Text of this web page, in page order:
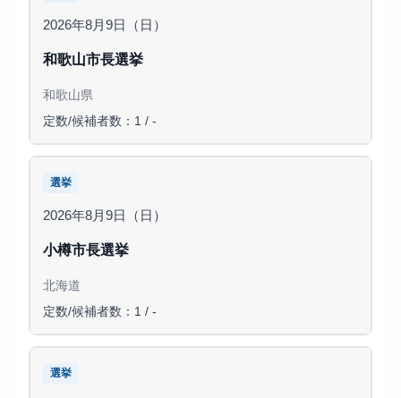
2026年8月9日（日）
和歌山市長選挙
和歌山県
定数/候補者数：1 / -
選挙
2026年8月9日（日）
小樽市長選挙
北海道
定数/候補者数：1 / -
選挙